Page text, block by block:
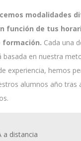
modalidades
función de tus
formación. Cada una
basada en nuestra
experiencia, hemos
alumnos año tras
a distancia